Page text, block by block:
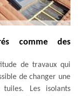
comme des
de travaux qui
de changer une
Les isolants